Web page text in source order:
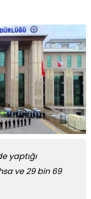
yaptığı
ve 29 bin 69